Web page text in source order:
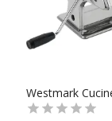
fluitketels en
mom: “Gemak
vinden in alle
jouw